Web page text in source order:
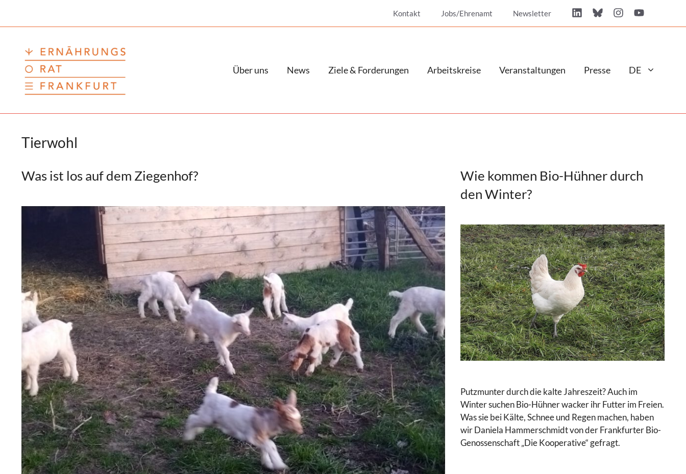
Kontakt Jobs/Ehrenamt Newsletter
Über uns News Ziele & Forderungen Arbeitskreise Veranstaltungen Presse DE
Tierwohl
Was ist los auf dem Ziegenhof?
Wie kommen Bio-Hühner durch
den Winter?
Putzmunter durch die kalte Jahreszeit? Auch im
Winter suchen Bio-Hühner wacker ihr Futter im Freien.
Was sie bei Kälte, Schnee und Regen machen, haben
wir Daniela Hammerschmidt von der Frankfurter Bio-
Genossenschaft „Die Kooperative“ gefragt.